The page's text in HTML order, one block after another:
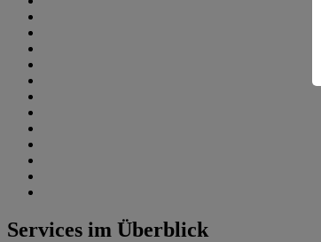
Services im Überblick